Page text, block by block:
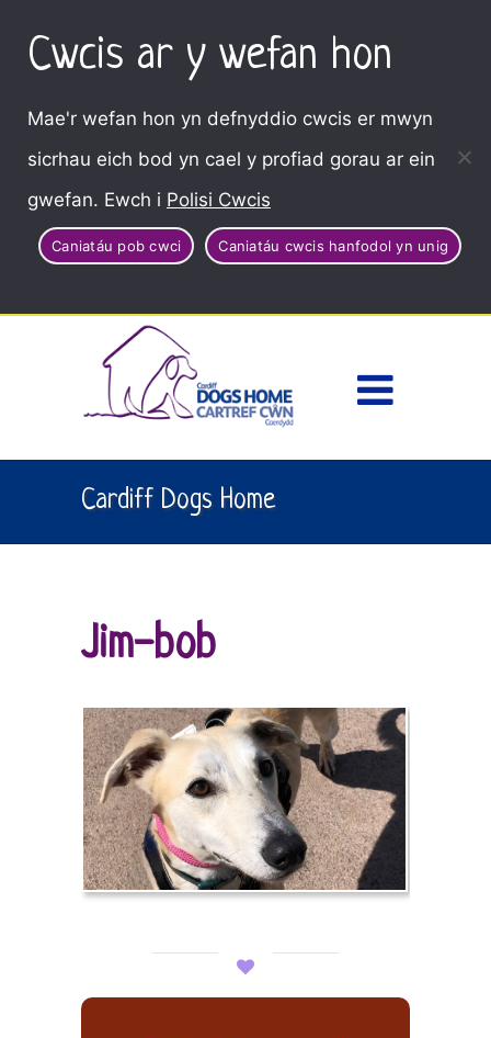
Cwcis ar y wefan hon
Mae'r wefan hon yn defnyddio cwcis er mwyn
sicrhau eich bod yn cael y profiad gorau ar ein
gwefan. Ewch i Polisi Cwcis
Caniatáu pob cwci Caniatáu cwcis hanfodol yn unig
Cardiff Dogs Home
Jim-bob